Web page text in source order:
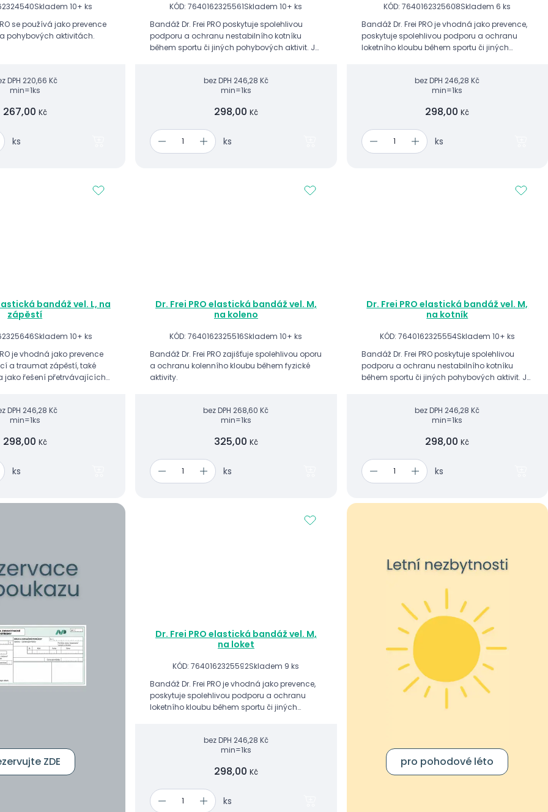
Skladem 10+ ks
se používá jako prevence
pohybových aktivitách.
DPH 220,66 Kč
min=1ks
267,00 Kč
ks
KÓD: 7640162325561Skladem 10+ ks
Bandáž Dr. Frei PRO poskytuje spolehlivou
podporu a ochranu nestabilního kotníku
během sportu či jiných pohybových aktivit. Je
bez DPH 246,28 Kč
min=1ks
298,00 Kč
ks
KÓD: 7640162325608Skladem 6 ks
Bandáž Dr. Frei PRO je vhodná jako prevence,
poskytuje spolehlivou podporu a ochranu
loketního kloubu během sportu či jiných
bez DPH 246,28 Kč
min=1ks
298,00Kč
ks
bandáž vel. L, na
zápěstí
Skladem 10+ ks
je vhodná jako prevence
a traumat zápěstí, také
jako řešení přetrvávajících
DPH 246,28 Kč
min=1ks
298,00 Kč
ks
Dr. Frei PRO elastická bandáž vel. M,
na koleno
KÓD: 7640162325516Skladem 10+ ks
Bandáž Dr. Frei PRO zajišťuje spolehlivou oporu
a ochranu kolenního kloubu během fyzické
aktivity.
bez DPH 268,60 Kč
min=1ks
325,00 Kč
ks
Dr. Frei PRO elastická bandáž vel. M,
na kotník
KÓD: 7640162325554Skladem 10+ ks
Bandáž Dr. Frei PRO poskytuje spolehlivou
podporu a ochranu nestabilního kotníku
během sportu či jiných pohybových aktivit. Je
bez DPH 246,28 Kč
min=1ks
298,00Kč
ks
ZDE
Dr. Frei PRO elastická bandáž vel. M,
na loket
KÓD: 7640162325592Skladem 9 ks
Bandáž Dr. Frei PRO je vhodná jako prevence,
poskytuje spolehlivou podporu a ochranu
loketního kloubu během sportu či jiných
bez DPH 246,28 Kč
min=1ks
298,00 Kč
ks
pro pohodové léto